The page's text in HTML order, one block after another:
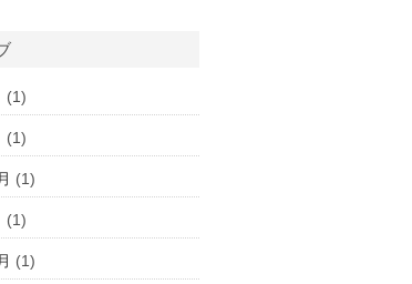
(1)
(1)
(1)
(1)
(1)